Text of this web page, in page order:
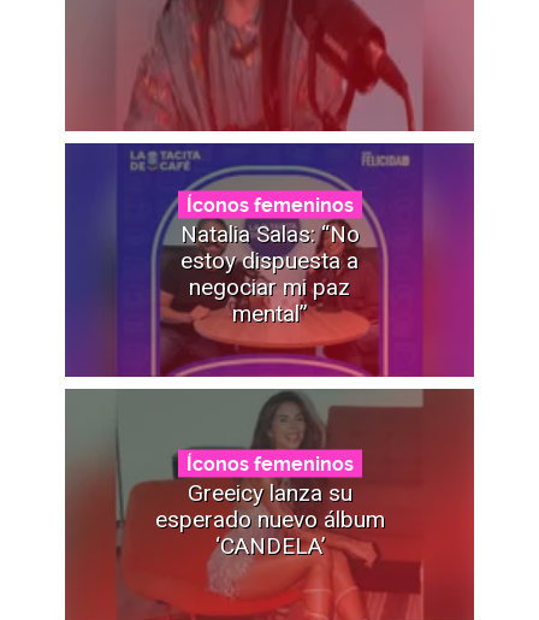
Íconos femeninos
Natalia Salas: “No
estoy dispuesta a
negociar mi paz
mental”
Íconos femeninos
Greeicy lanza su
esperado nuevo álbum
‘CANDELA’